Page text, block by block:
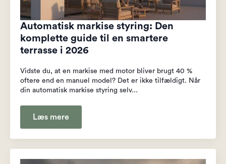
Automatisk markise styring: Den
komplette guide til en smartere
terrasse i 2026
Vidste du, at en markise med motor bliver brugt 40 %
oftere end en manuel model? Det er ikke tilfældigt. Når
din automatisk markise styring selv...
Læs mere